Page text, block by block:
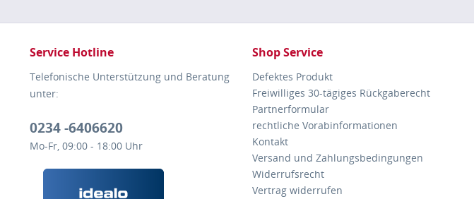
Service Hotline
Telefonische Unterstützung und Beratung
unter:
0234 -6406620
Mo-Fr, 09:00 - 18:00 Uhr
Shop Service
Defektes Produkt
Freiwilliges 30-tägiges Rückgaberecht
Partnerformular
rechtliche Vorabinformationen
Kontakt
Versand und Zahlungsbedingungen
Widerrufsrecht
Vertrag widerrufen